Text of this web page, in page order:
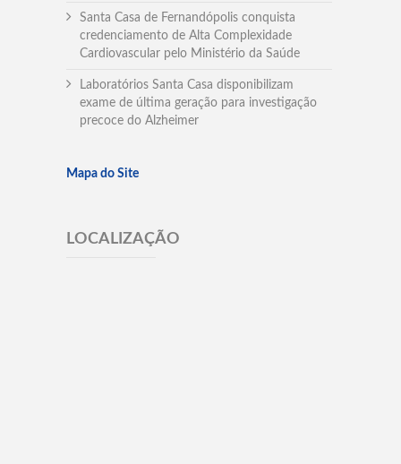
Santa Casa de Fernandópolis conquista
credenciamento de Alta Complexidade
Cardiovascular pelo Ministério da Saúde
Laboratórios Santa Casa disponibilizam
exame de última geração para investigação
precoce do Alzheimer
Mapa do Site
LOCALIZAÇÃO